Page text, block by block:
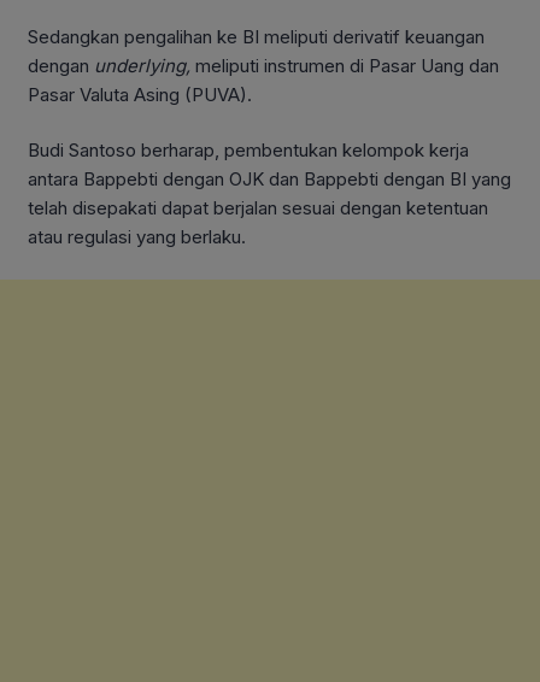
Sedangkan pengalihan ke BI meliputi derivatif keuangan
dengan underlying, meliputi instrumen di Pasar Uang dan
Pasar Valuta Asing (PUVA).
Budi Santoso berharap, pembentukan kelompok kerja
antara Bappebti dengan OJK dan Bappebti dengan BI yang
telah disepakati dapat berjalan sesuai dengan ketentuan
atau regulasi yang berlaku.